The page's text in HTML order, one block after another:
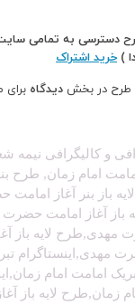
دسترسی به تمامی
) خرید اشتراک
طرح در بخش دیدگاه برای
و کالیگرافی نیمه
امامت امام زمان, طرح
باز بنر آغاز امامت
باز آغاز امامت
مهدی,طرح لایه باز
مهدی,اینستاگرام
امامت امام
زمان,طرح لایه باز